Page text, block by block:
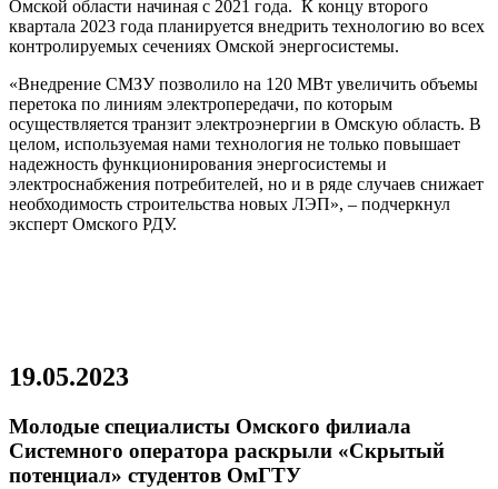
Омской области начиная с 2021 года. К концу второго
квартала 2023 года планируется внедрить технологию во всех
контролируемых сечениях Омской энергосистемы.
«Внедрение СМЗУ позволило на 120 МВт увеличить объемы
перетока по линиям электропередачи, по которым
осуществляется транзит электроэнергии в Омскую область. В
целом, используемая нами технология не только повышает
надежность функционирования энергосистемы и
электроснабжения потребителей, но и в ряде случаев снижает
необходимость строительства новых ЛЭП», – подчеркнул
эксперт Омского РДУ.
19.05.2023
Молодые специалисты Омского филиала
Системного оператора раскрыли «Скрытый
потенциал» студентов ОмГТУ